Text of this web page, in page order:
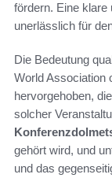
fördern. Eine
unerlässlich für
Die Bedeutung
World Association
hervorgehoben,
solcher
gehört wird, und
und das